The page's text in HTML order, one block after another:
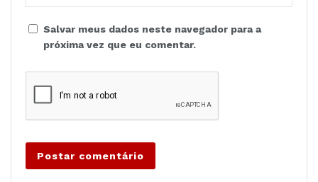
Salvar meus dados neste navegador para a
próxima vez que eu comentar.